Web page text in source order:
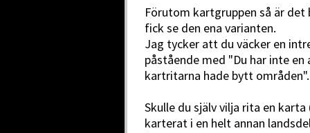
Förutom kartgruppen så är
fick se den ena varianten.
Jag tycker att du väcker en
påstående med "Du har inte
kartritarna hade bytt områden".
Skulle du själv vilja rita en
karterat i en helt annan